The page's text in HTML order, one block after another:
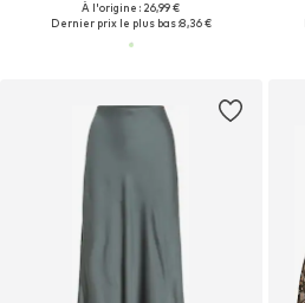
À l'origine : 26,99 €
Dernier prix le plus bas :8,36 €